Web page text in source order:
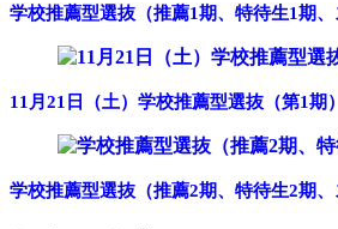
学校推薦型選抜（推薦1期、特待生1期
11月21日（土）学校推薦型選抜（第1期
学校推薦型選抜（推薦2期、特待生2期